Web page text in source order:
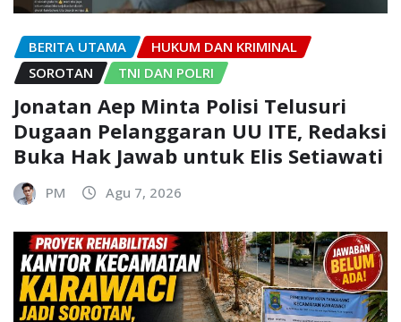
BERITA UTAMA
HUKUM DAN KRIMINAL
SOROTAN
TNI DAN POLRI
Jonatan Aep Minta Polisi Telusuri
Dugaan Pelanggaran UU ITE, Redaksi
Buka Hak Jawab untuk Elis Setiawati
PM Agu 7, 2026